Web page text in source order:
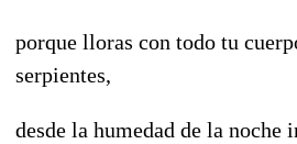
porque lloras con todo tu
serpientes,
desde la humedad de la noche